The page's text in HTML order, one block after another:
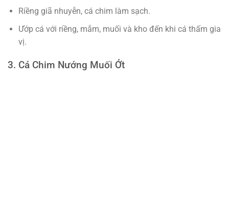
Riềng giã nhuyễn, cá chim làm sạch.
Ướp cá với riềng, mắm, muối và kho đến khi cá thấm gia
vị.
3. Cá Chim Nướng Muối Ớt